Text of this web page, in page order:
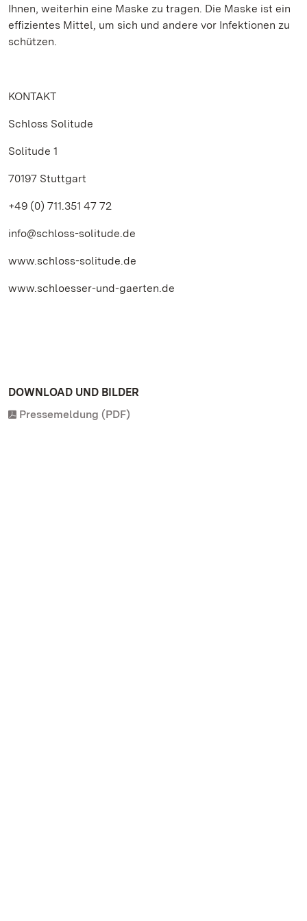
Ihnen, weiterhin eine Maske zu tragen. Die Maske ist ein
effizientes Mittel, um sich und andere vor Infektionen zu
schützen.
KONTAKT
Schloss Solitude
Solitude 1
70197 Stuttgart
+49 (0) 711.351 47 72
info@schloss-solitude.de
www.schloss-solitude.de
www.schloesser-und-gaerten.de
DOWNLOAD UND BILDER
Pressemeldung (PDF)